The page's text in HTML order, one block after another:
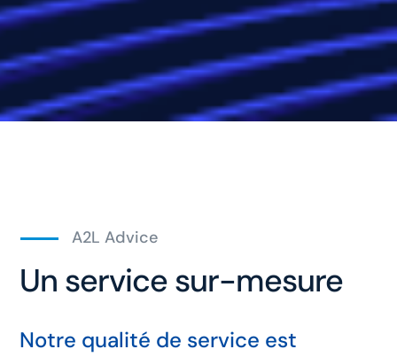
A2L Advice
Un service sur-mesure
Notre qualité de service est